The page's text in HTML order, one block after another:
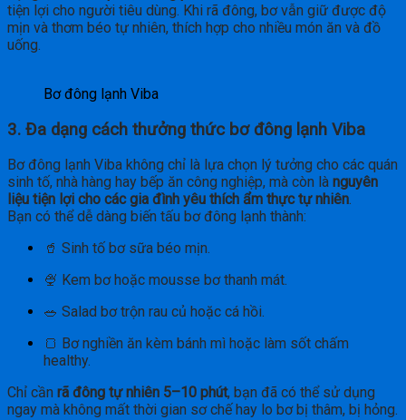
tiện lợi cho người tiêu dùng. Khi rã đông, bơ vẫn giữ được độ
mịn và thơm béo tự nhiên, thích hợp cho nhiều món ăn và đồ
uống.
Bơ đông lạnh Viba
3. Đa dạng cách thưởng thức bơ đông lạnh Viba
Bơ đông lạnh Viba không chỉ là lựa chọn lý tưởng cho các quán
sinh tố, nhà hàng hay bếp ăn công nghiệp, mà còn là nguyên
liệu tiện lợi cho các gia đình yêu thích ẩm thực tự nhiên.
Bạn có thể dễ dàng biến tấu bơ đông lạnh thành:
🥤 Sinh tố bơ sữa béo mịn.
🍨 Kem bơ hoặc mousse bơ thanh mát.
🥗 Salad bơ trộn rau củ hoặc cá hồi.
🍞 Bơ nghiền ăn kèm bánh mì hoặc làm sốt chấm
healthy.
Chỉ cần rã đông tự nhiên 5–10 phút, bạn đã có thể sử dụng
ngay mà không mất thời gian sơ chế hay lo bơ bị thâm, bị hỏng.